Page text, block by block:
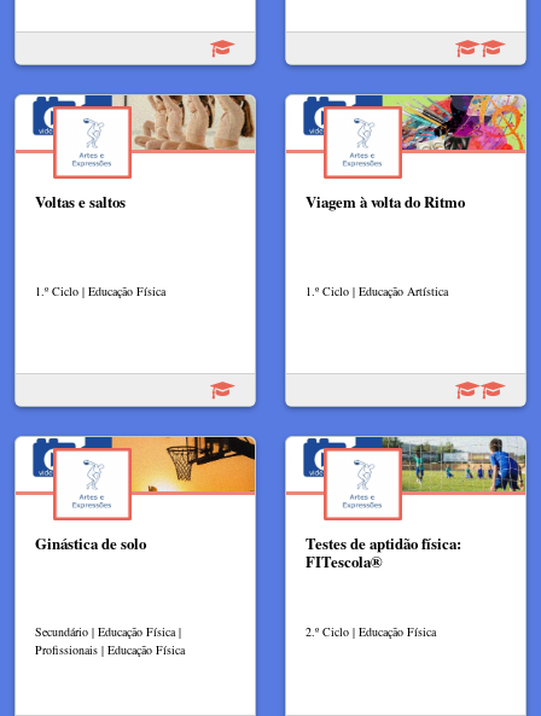
Voltas e saltos
1.º Ciclo | Educação Física
Viagem à volta do Ritmo
1.º Ciclo | Educação Artística
Ginástica de solo
Secundário | Educação Física |
Profissionais | Educação Física
Testes de aptidão física:
FITescola®
2.º Ciclo | Educação Física